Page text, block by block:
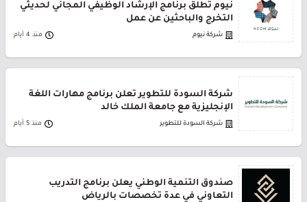
نيوم تطلق برنامج الإرشاد الوظيفي المجاني لحديثي
التخرج والباحثين عن عمل
شركة نيوم منذ 4 أيام
شركة السودة للتطوير تعلن برنامج مهارات اللغة
الإنجليزية مع جامعة الملك خالد
شركة السودة للتطوير منذ 5 أيام
صندوق التنمية الوطني يعلن برنامج التدريب
التعاوني في عدة تخصصات بالرياض